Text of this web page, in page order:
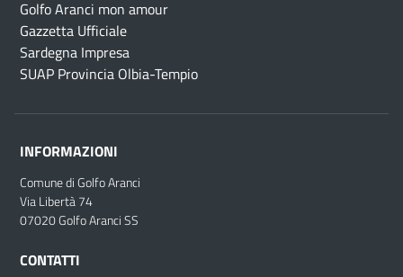
Golfo Aranci mon amour
Gazzetta Ufficiale
Sardegna Impresa
SUAP Provincia Olbia-Tempio
INFORMAZIONI
Comune di Golfo Aranci
Via Libertà 74
07020 Golfo Aranci SS
CONTATTI